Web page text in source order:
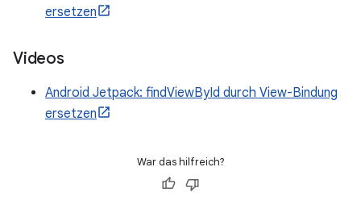
ersetzen
Videos
Android Jetpack: findViewById durch View-Bindung
ersetzen
War das hilfreich?